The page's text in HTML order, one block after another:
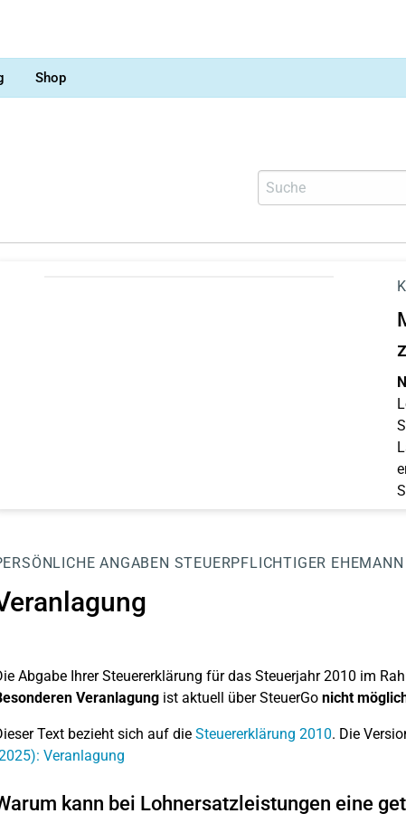
Shop
ANGABEN STEUERPFLICHTIGER EHEMANN
Abgabe Ihrer Steuererklärung für das Steuerjahr 2010 im
Veranlagungist aktuell über SteuerGonicht
Text bezieht sich auf die Steuererklärung 2010. Die
Veranlagung
kann bei Lohnersatzleistungen eine